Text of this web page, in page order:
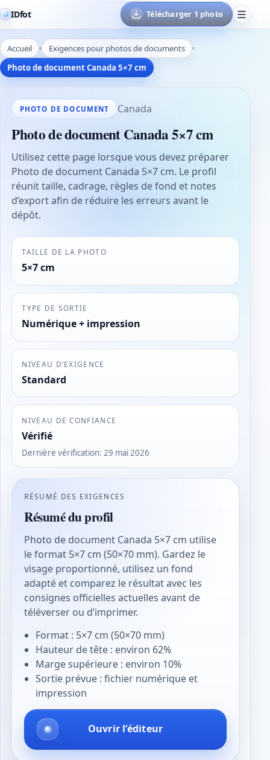
IDfot Télécharger 1 photo
Accueil
Exigences pour photos de documents
Photo de document Canada 5×7 cm
PHOTO DE DOCUMENT Canada
Photo de document Canada 5×7 cm
Utilisez cette page lorsque vous devez préparer
Photo de document Canada 5×7 cm. Le profil
réunit taille, cadrage, règles de fond et notes
d’export afin de réduire les erreurs avant le
dépôt.
TAILLE DE LA PHOTO
5×7 cm
TYPE DE SORTIE
Numérique + impression
NIVEAU D’EXIGENCE
Standard
NIVEAU DE CONFIANCE
Vérifié
Dernière vérification:29 mai 2026
RÉSUMÉ DES EXIGENCES
Résumé du profil
Photo de document Canada 5×7 cm utilise
le format 5×7 cm (50×70 mm). Gardez le
visage proportionné, utilisez un fond
adapté et comparez le résultat avec les
consignes officielles actuelles avant de
téléverser ou d’imprimer.
Format : 5×7 cm (50×70 mm)
Hauteur de tête : environ 62%
Marge supérieure : environ 10%
Sortie prévue : fichier numérique et
impression
Ouvrir l’éditeur